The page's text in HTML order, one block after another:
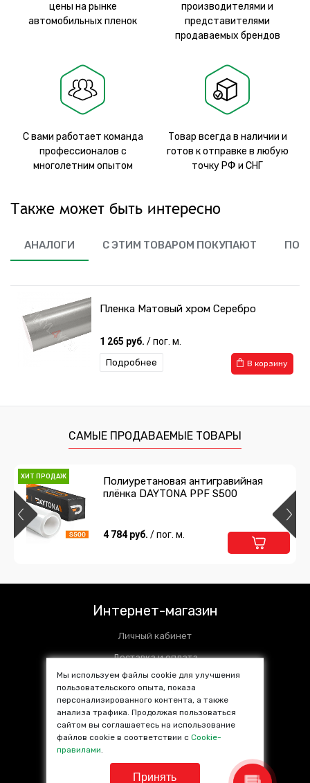
цены на рынке
автомобильных пленок
производителями и
представителями
продаваемых брендов
С вами работает команда
профессионалов с
многолетним опытом
Товар всегда в наличии и
готов к отправке в любую
точку РФ и СНГ
Также может быть интересно
АНАЛОГИ С ЭТИМ ТОВАРОМ ПОКУПАЮТ
Пленка Матовый хром Серебро
1 265 руб. / пог. м.
В корзину
Подробнее
САМЫЕ ПРОДАВАЕМЫЕ ТОВАРЫ
ХИТ ПРОДАЖ
Полиуретановая антигравийная
плёнка DAYTONA PPF S500
4 784 руб. / пог. м.
Интернет-магазин
Личный кабинет
Доставка и оплата
Установочные центры
Контакты
SALE %
Популярные товары
Мы используем файлы cookie для улучшения
пользовательского опыта, показа
персонализированного контента, а также
анализа трафика. Продолжая пользоваться
сайтом вы соглашаетесь на использование
файлов cookie в соответствии сCookie-
правилами.
Принять